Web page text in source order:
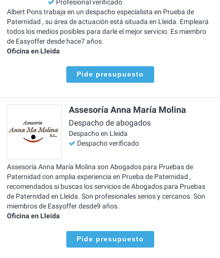
Profesional verificado
Albert Pons trabaja en un despacho especialista en Prueba de
Paternidad , su área de actuación está situada en Lleida. Empleará
todos los medios posibles para darle el mejor servicio. Es miembro
de Easyoffer desde hace7 años.
Oficina en Lleida
Pide presupuesto
Assesoría Anna María Molina
Despacho de abogados
Despacho en Lleida
Despacho verificado
Assesoría Anna María Molina son Abogados para Pruebas de
Paternidad con amplia experiencia en Prueba de Paternidad ,
recomendados si buscas los servicios de Abogados para Pruebas
de Paternidad en Lleida. Son profesionales serios y cercanos. Son
miembros de Easyoffer desde9 años.
Oficina en Lleida
Pide presupuesto